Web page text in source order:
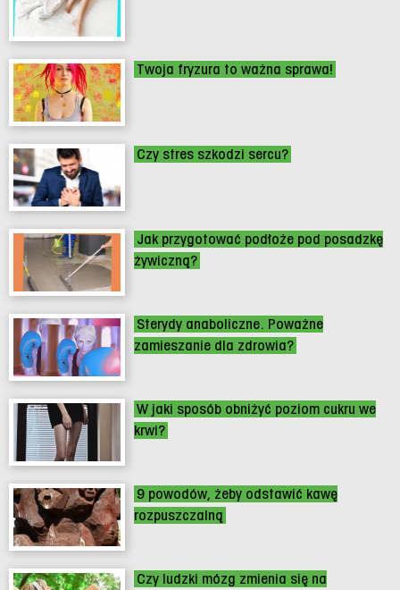
Twoja fryzura to ważna sprawa!
Czy stres szkodzi sercu?
Jak przygotować podłoże pod posadzkę
żywiczną?
Sterydy anaboliczne. Poważne
zamieszanie dla zdrowia?
W jaki sposób obniżyć poziom cukru we
krwi?
9 powodów, żeby odstawić kawę
rozpuszczalną
Czy ludzki mózg zmienia się na